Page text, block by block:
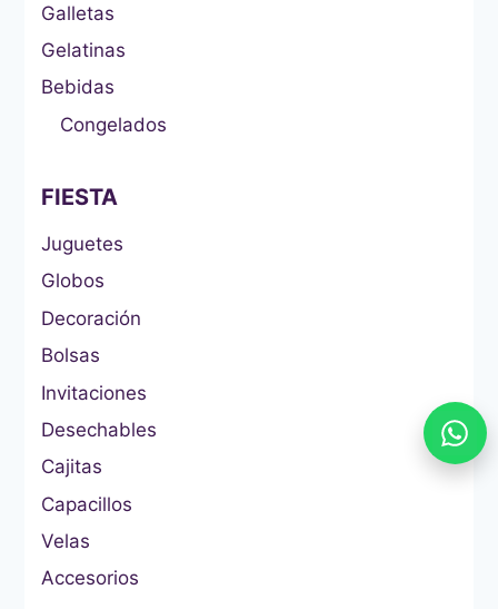
Galletas
Gelatinas
Bebidas
Congelados
FIESTA
Juguetes
Globos
Decoración
Bolsas
Invitaciones
Desechables
Cajitas
Capacillos
Velas
Accesorios